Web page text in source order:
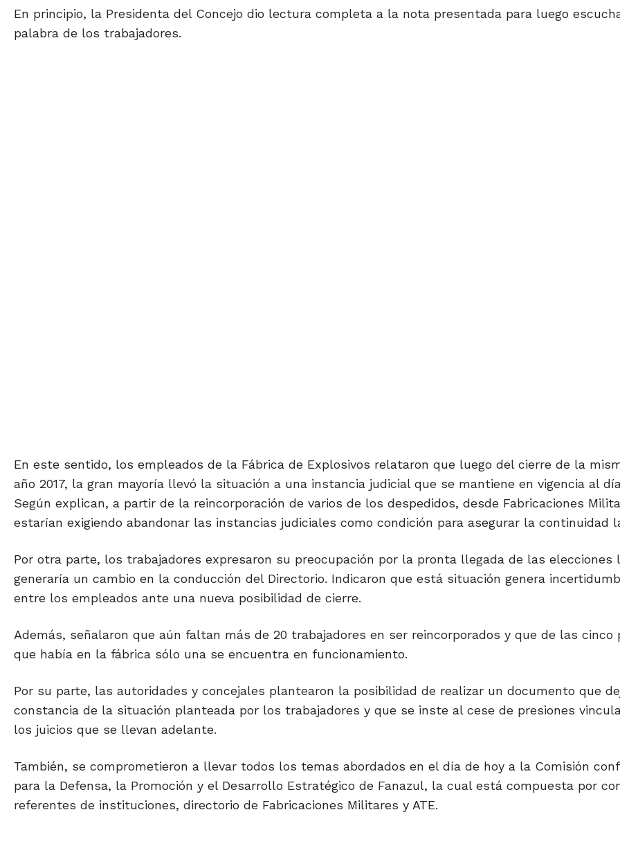
En principio, la Presidenta del Concejo dio lectura completa a la nota presentada para luego
palabra de los trabajadores.
En este sentido, los empleados de la Fábrica de Explosivos relataron que luego del cierre de la
año 2017, la gran mayoría llevó la situación a una instancia judicial que se mantiene en vigencia al
Según explican, a partir de la reincorporación de varios de los despedidos, desde Fabricaciones
estarían exigiendo abandonar las instancias judiciales como condición para asegurar la continuidad
Por otra parte, los trabajadores expresaron su preocupación por la pronta llegada de las elecciones
generaría un cambio en la conducción del Directorio. Indicaron que está situación genera
entre los empleados ante una nueva posibilidad de cierre.
Además, señalaron que aún faltan más de 20 trabajadores en ser reincorporados y que de las cinco
que había en la fábrica sólo una se encuentra en funcionamiento.
Por su parte, las autoridades y concejales plantearon la posibilidad de realizar un documento que
constancia de la situación planteada por los trabajadores y que se inste al cese de presiones
los juicios que se llevan adelante.
También, se comprometieron a llevar todos los temas abordados en el día de hoy a la Comisión
para la Defensa, la Promoción y el Desarrollo Estratégico de Fanazul, la cual está compuesta por
referentes de instituciones, directorio de Fabricaciones Militares y ATE.